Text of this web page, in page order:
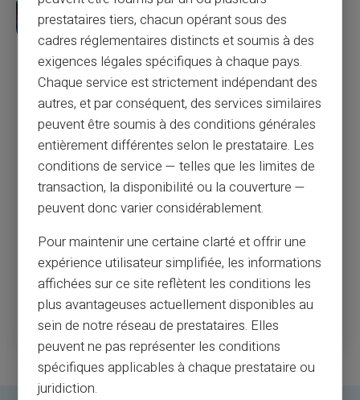
„Nigdy, kiedykolwiek używaj karty
debetowej,” Ostrzega eksperta od
oszustów i byłego oszusta - oto, co należy
zrobić zamiast tego
Każdego roku, miliony amerykańskich konsumentów -
prawie 7% populacji - są ofiarami oszustw i oszustw. W
2017 r. Liczba ofiar oszustw w USA osiągnęła 16,7 miliona
dolarów, z czego 16,8 miliarda dolarów stracono.
konsultowałem z FBI i setkami instytucji finansowych,
korporacje i agencje rządowe na całym świecie, aby pomóc
im w walce z oszustwami.
Czytaj więcej
prestataires tiers, chacun opérant sous des
cadres réglementaires distincts et soumis à des
exigences légales spécifiques à chaque pays.
Chaque service est strictement indépendant des
autres, et par conséquent, des services similaires
peuvent être soumis à des conditions générales
entièrement différentes selon le prestataire. Les
conditions de service — telles que les limites de
transaction, la disponibilité ou la couverture —
peuvent donc varier considérablement.
Pour maintenir une certaine clarté et offrir une
expérience utilisateur simplifiée, les informations
affichées sur ce site reflètent les conditions les
plus avantageuses actuellement disponibles au
sein de notre réseau de prestataires. Elles
peuvent ne pas représenter les conditions
spécifiques applicables à chaque prestataire ou
juridiction.